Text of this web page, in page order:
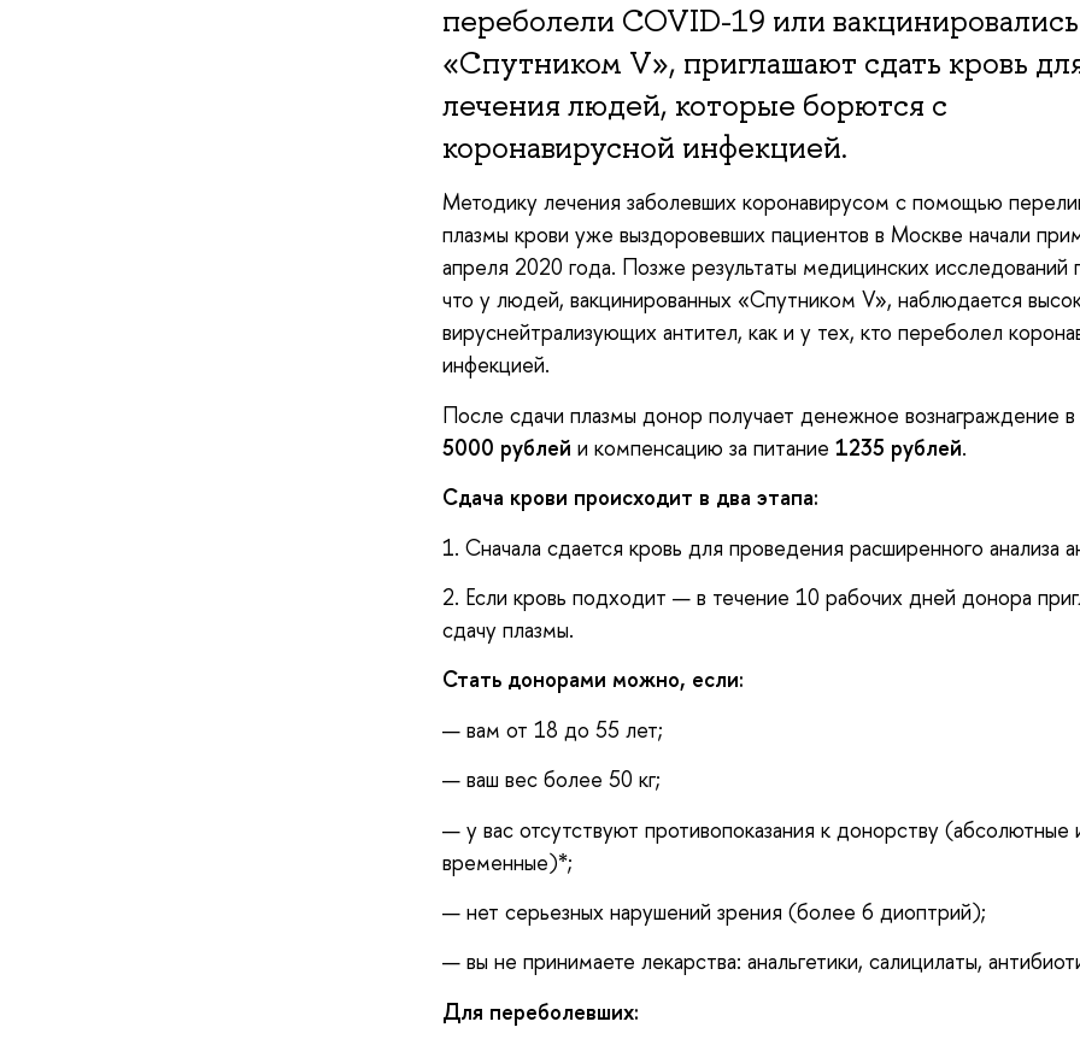
переболели COVID-19 или вакцинировались
«Спутником V», приглашают сдать кровь
лечения людей, которые борются с
коронавирусной инфекцией.
Методику лечения заболевших коронавирусом с помощью
плазмы крови уже выздоровевших пациентов в Москве начали
апреля 2020 года. Позже результаты медицинских исследований
что у людей, вакцинированных «Спутником V», наблюдается
вируснейтрализующих антител, как и у тех, кто переболел
инфекцией.
После сдачи плазмы донор получает денежное вознаграждение
5000 рублей и компенсацию за питание 1235 рублей.
Сдача крови происходит в два этапа:
1. Сначала сдается кровь для проведения расширенного анализа
2. Если кровь подходит — в течение 10 рабочих дней донора
сдачу плазмы.
Стать донорами можно, если:
— вам от 18 до 55 лет;
— ваш вес более 50 кг;
— у вас отсутствуют противопоказания к донорству (абсолютные
временные)*;
— нет серьезных нарушений зрения (более 6 диоптрий);
— вы не принимаете лекарства: анальгетики, салицилаты,
Для переболевших: